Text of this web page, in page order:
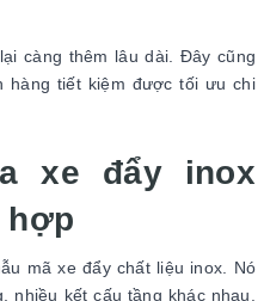
càng thêm lâu dài. Đây cũng
hàng tiết kiệm được tối ưu chi
xe đẩy inox
hợp
mã xe đẩy chất liệu inox. Nó
nhiều kết cấu tầng khác nhau.